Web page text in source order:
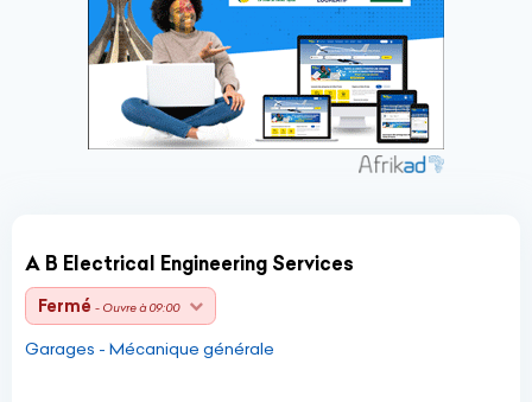
A B Electrical Engineering Services
Fermé - Ouvre à 09:00
Garages - Mécanique générale